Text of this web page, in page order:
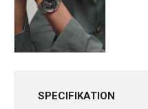
SPECIFIKATION